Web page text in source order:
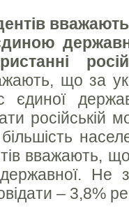
що за
єдиної
російській
вважають, що
Не
– 3,8%